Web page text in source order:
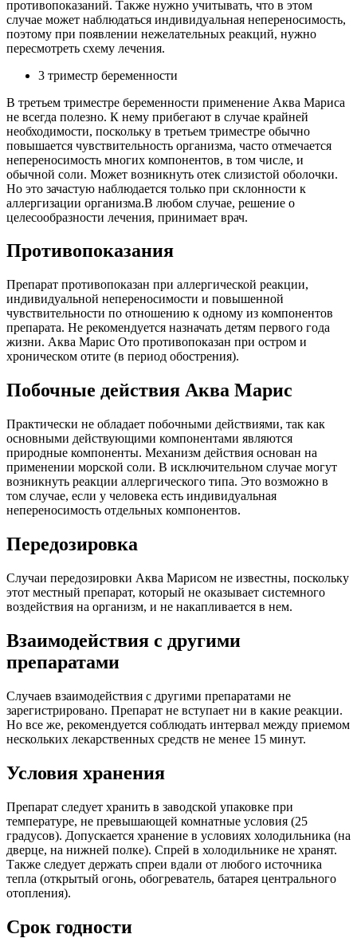
противопоказаний. Также нужно учитывать, что в этом
случае может наблюдаться индивидуальная непереносимость,
поэтому при появлении нежелательных реакций, нужно
пересмотреть схему лечения.
3 триместр беременности
В третьем триместре беременности применение Аква Мариса
не всегда полезно. К нему прибегают в случае крайней
необходимости, поскольку в третьем триместре обычно
повышается чувствительность организма, часто отмечается
непереносимость многих компонентов, в том числе, и
обычной соли. Может возникнуть отек слизистой оболочки.
Но это зачастую наблюдается только при склонности к
аллергизации организма.В любом случае, решение о
целесообразности лечения, принимает врач.
Противопоказания
Препарат противопоказан при аллергической реакции,
индивидуальной непереносимости и повышенной
чувствительности по отношению к одному из компонентов
препарата. Не рекомендуется назначать детям первого года
жизни. Аква Марис Ото противопоказан при остром и
хроническом отите (в период обострения).
Побочные действия Аква Марис
Практически не обладает побочными действиями, так как
основными действующими компонентами являются
природные компоненты. Механизм действия основан на
применении морской соли. В исключительном случае могут
возникнуть реакции аллергического типа. Это возможно в
том случае, если у человека есть индивидуальная
непереносимость отдельных компонентов.
Передозировка
Случаи передозировки Аква Марисом не известны, поскольку
этот местный препарат, который не оказывает системного
воздействия на организм, и не накапливается в нем.
Взаимодействия с другими
препаратами
Случаев взаимодействия с другими препаратами не
зарегистрировано. Препарат не вступает ни в какие реакции.
Но все же, рекомендуется соблюдать интервал между приемом
нескольких лекарственных средств не менее 15 минут.
Условия хранения
Препарат следует хранить в заводской упаковке при
температуре, не превышающей комнатные условия (25
градусов). Допускается хранение в условиях холодильника (на
дверце, на нижней полке). Спрей в холодильнике не хранят.
Также следует держать спреи вдали от любого источника
тепла (открытый огонь, обогреватель, батарея центрального
отопления).
Срок годности